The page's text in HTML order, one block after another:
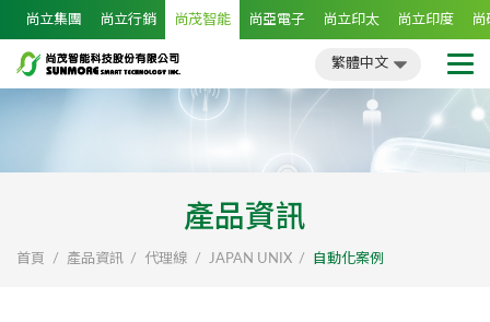
尚立集團 尚立行銷 尚茂智能 尚亞電子 尚立印太 尚立印度 尚
繁體中文
產品資訊
首頁 產品資訊 代理線 JAPAN UNIX 自動化案例